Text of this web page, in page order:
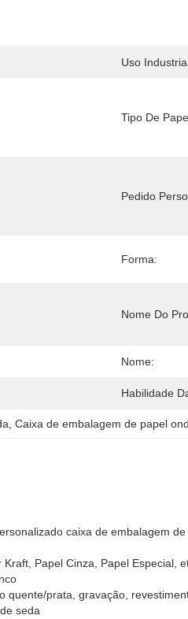
Uso
Tipo De
Pedido
Forma:
Nome Do
Nome:
Habilidade
Caixa de embalagem de papel
caixa de embalagem
Papel Cinza, Papel Especial,
quente/prata, gravação,
seda